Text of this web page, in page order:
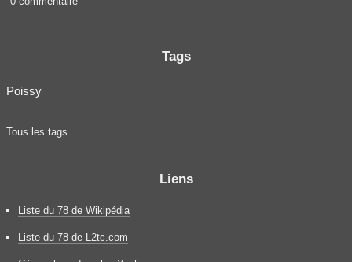
Tags
Poissy
Tous les tags
Liens
Liste du 78 de Wikipédia
Liste du 78 de L2tc.com